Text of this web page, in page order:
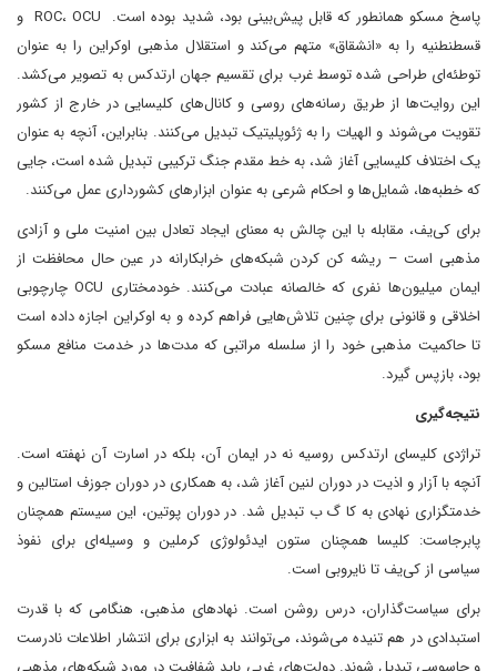
پاسخ مسکو همانطور که قابل پیش‌بینی بود، شدید بوده است. ROC، OCU و
قسطنطنیه را به «انشقاق» متهم می‌کند و استقلال مذهبی اوکراین را به عنوان
توطئه‌ای طراحی شده توسط غرب برای تقسیم جهان ارتدکس به تصویر می‌کشد.
این روایت‌ها از طریق رسانه‌های روسی و کانال‌های کلیسایی در خارج از کشور
تقویت می‌شوند و الهیات را به ژئوپلیتیک تبدیل می‌کنند. بنابراین، آنچه به عنوان
یک اختلاف کلیسایی آغاز شد، به خط مقدم جنگ ترکیبی تبدیل شده است، جایی
که خطبه‌ها، شمایل‌ها و احکام شرعی به عنوان ابزارهای کشورداری عمل می‌کنند.
برای کی‌یف، مقابله با این چالش به معنای ایجاد تعادل بین امنیت ملی و آزادی
مذهبی است – ریشه کن کردن شبکه‌های خرابکارانه در عین حال محافظت از
ایمان میلیون‌ها نفری که خالصانه عبادت می‌کنند. خودمختاری OCU چارچوبی
اخلاقی و قانونی برای چنین تلاش‌هایی فراهم کرده و به اوکراین اجازه داده است
تا حاکمیت مذهبی خود را از سلسله مراتبی که مدت‌ها در خدمت منافع مسکو
بود، بازپس گیرد.
نتیجه‌گیری
تراژدی کلیسای ارتدکس روسیه نه در ایمان آن، بلکه در اسارت آن نهفته است.
آنچه با آزار و اذیت در دوران لنین آغاز شد، به همکاری در دوران جوزف استالین و
خدمتگزاری نهادی به کا گ ب تبدیل شد. در دوران پوتین، این سیستم همچنان
پابرجاست: کلیسا همچنان ستون ایدئولوژی کرملین و وسیله‌ای برای نفوذ
سیاسی از کی‌یف تا نایروبی است.
برای سیاست‌گذاران، درس روشن است. نهادهای مذهبی، هنگامی که با قدرت
استبدادی در هم تنیده می‌شوند، می‌توانند به ابزاری برای انتشار اطلاعات نادرست